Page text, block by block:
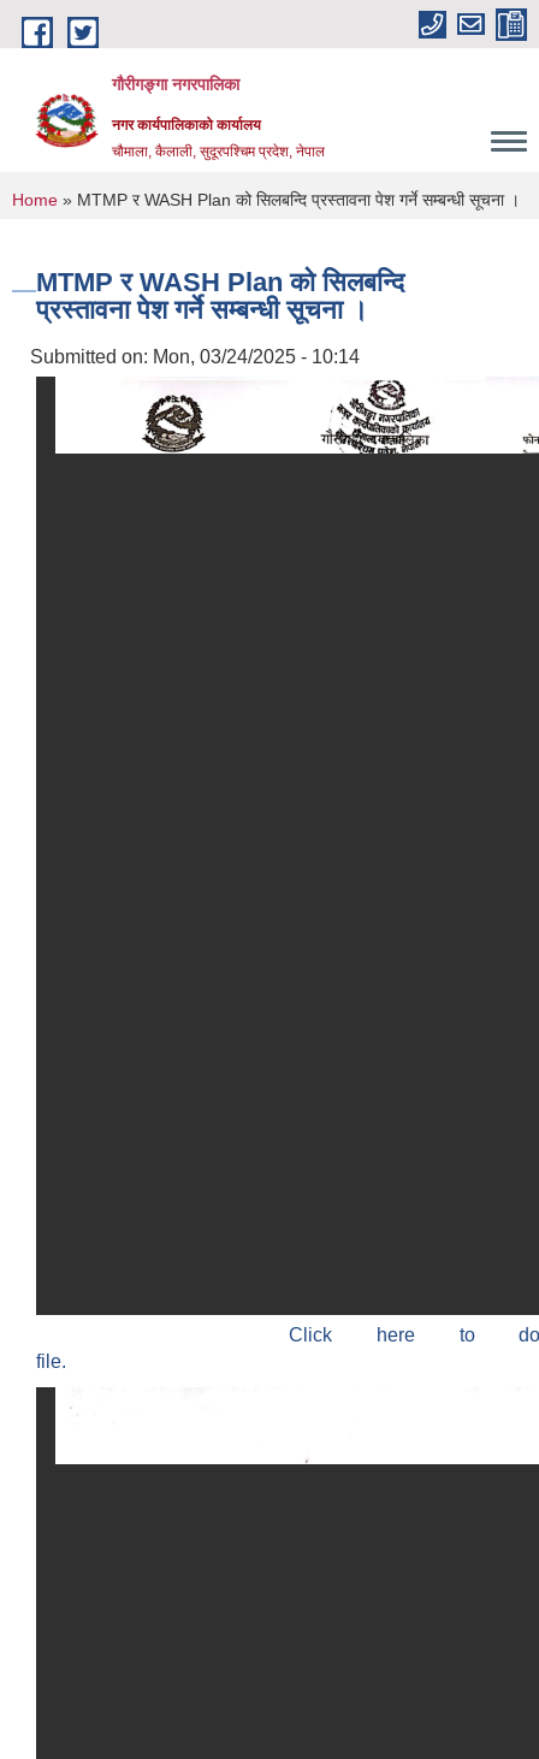
Skip to main content
गौरीगङ्गा नगरपालिका
नगर कार्यपालिकाको कार्यालय
चौमाला, कैलाली, सुदूरपश्चिम प्रदेश, नेपाल
You are here
Home » MTMP र WASH Plan को सिलबन्दि प्रस्तावना पेश गर्ने सम्बन्धी सूचना ।
MTMP र WASH Plan को सिलबन्दि
प्रस्तावना पेश गर्ने सम्बन्धी सूचना ।
Submitted on: Mon, 03/24/2025 - 10:14
Click here to
file.